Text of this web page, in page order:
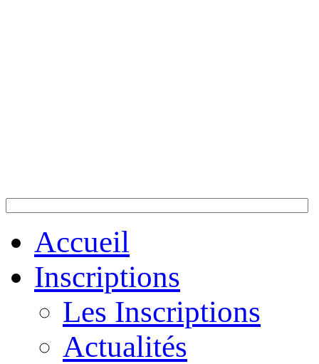
Accueil
Inscriptions
Les Inscriptions
Actualités